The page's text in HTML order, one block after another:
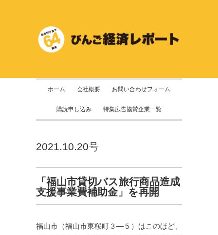
ホーム 会社概要 お問い合わせフォーム
購読申し込み 特集広告協賛企業一覧
2021.10.20号
「福山市貸切バス旅行商品造成
支援事業費補助金」を再開
福山市（福山市東桜町３—５）はこのほど、